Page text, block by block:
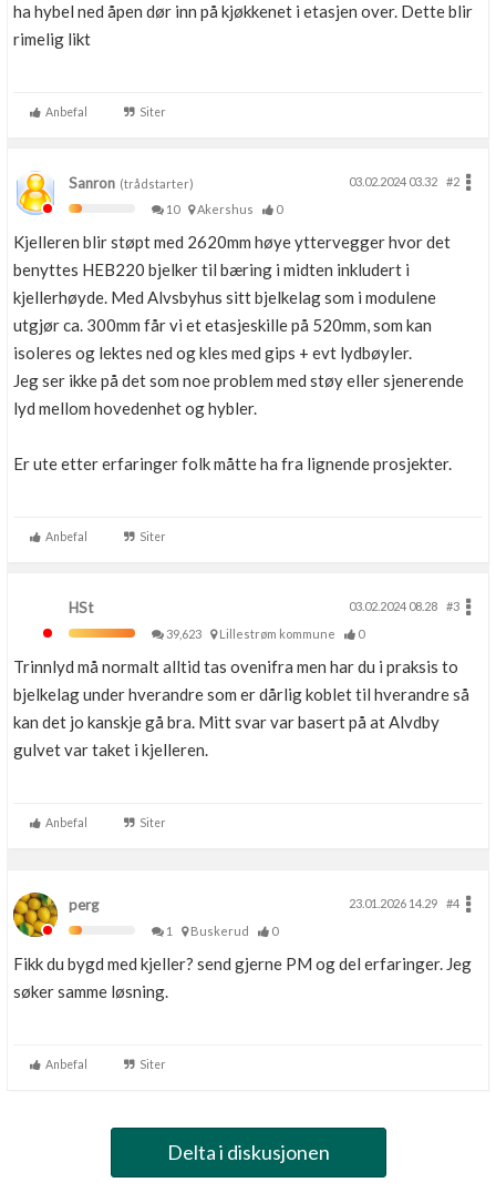
ha hybel ned åpen dør inn på kjøkkenet i etasjen over. Dette blir
rimelig likt
Anbefal Siter
Sanron (trådstarter) 03.02.2024 03.32
#2
10
Akershus 0
Kjelleren blir støpt med 2620mm høye yttervegger hvor det
benyttes HEB220 bjelker til bæring i midten inkludert i
kjellerhøyde. Med Alvsbyhus sitt bjelkelag som i modulene
utgjør ca. 300mm får vi et etasjeskille på 520mm, som kan
isoleres og lektes ned og kles med gips + evt lydbøyler.
Jeg ser ikke på det som noe problem med støy eller sjenerende
lyd mellom hovedenhet og hybler.
Er ute etter erfaringer folk måtte ha fra lignende prosjekter.
Anbefal Siter
HSt 03.02.2024 08.28
#3
39,623
Lillestrøm kommune 0
Trinnlyd må normalt alltid tas ovenifra men har du i praksis to
bjelkelag under hverandre som er dårlig koblet til hverandre så
kan det jo kanskje gå bra. Mitt svar var basert på at Alvdby
gulvet var taket i kjelleren.
Anbefal Siter
perg 23.01.2026 14.29
#4
1
Buskerud 0
Fikk du bygd med kjeller? send gjerne PM og del erfaringer. Jeg
søker samme løsning.
Anbefal Siter
Delta i diskusjonen